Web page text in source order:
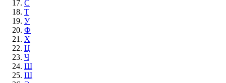
С
Т
У
Ф
Х
Ц
Ч
Ш
Щ